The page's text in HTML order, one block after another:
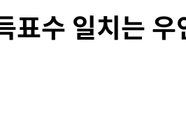
나스닥 1.3%↑
환자 3000명 돌파
표수 일치는